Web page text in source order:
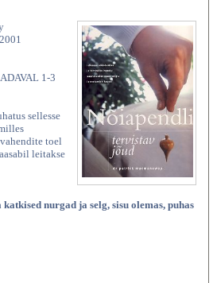
1-3
sellesse
toel
leitakse
nurgad ja selg, sisu olemas, puhas